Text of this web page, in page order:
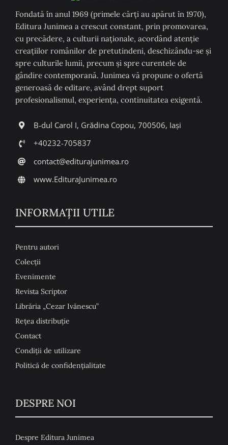
Fondată în anul 1969 (primele cărți au apărut în 1970),
Editura Junimea a crescut constant, prin promovarea,
cu precădere, a culturii naţionale, acordând atenţie
creaţiilor românilor de pretutindeni, deschizându-se şi
spre culturile lumii, precum şi spre curentele de
gândire contemporană. Junimea vă propune o ofertă
generoasă de editare, având drept suport
profesionalismul, experiența, continuitatea exigentă.
B-dul Carol I, Grădina Copou, 700506, Iași
+40232-705837
contact@editurajunimea.ro
www.EdituraJunimea.ro
INFORMAŢII UTILE
Pentru autori
Colecţii
Evenimente
Revista Scriptor
Librăria „Cezar Ivănescu”
Rețea distribuție
Contact
Condiţii de utilizare
Politică de confidențialitate
DESPRE NOI
Despre Editura Junimea